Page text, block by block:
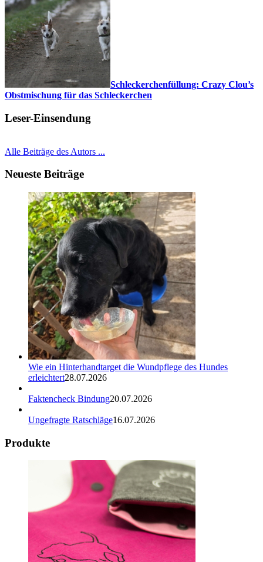
Schleckerchenfüllung: Crazy Clou’s
Obstmischung für das Schleckerchen
Leser-Einsendung
Alle Beiträge des Autors ...
Neueste Beiträge
Wie ein Hinterhandtarget die Wundpflege des Hundes
erleichtert28.07.2026
Faktencheck Bindung20.07.2026
Ungefragte Ratschläge16.07.2026
Produkte